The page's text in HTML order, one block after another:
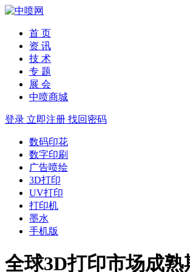
首 页
资 讯
技 术
专 题
展 会
中喷商城
登录 立即注册 找回密码
数码印花
数字印刷
广告喷绘
3D打印
UV打印
打印机
墨水
手机版
全球3D打印市场成